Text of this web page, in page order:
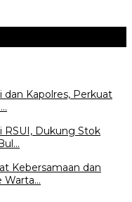
Kapolres, Perkuat
RSUI, Dukung Stok
Kebersamaan dan
Warta…